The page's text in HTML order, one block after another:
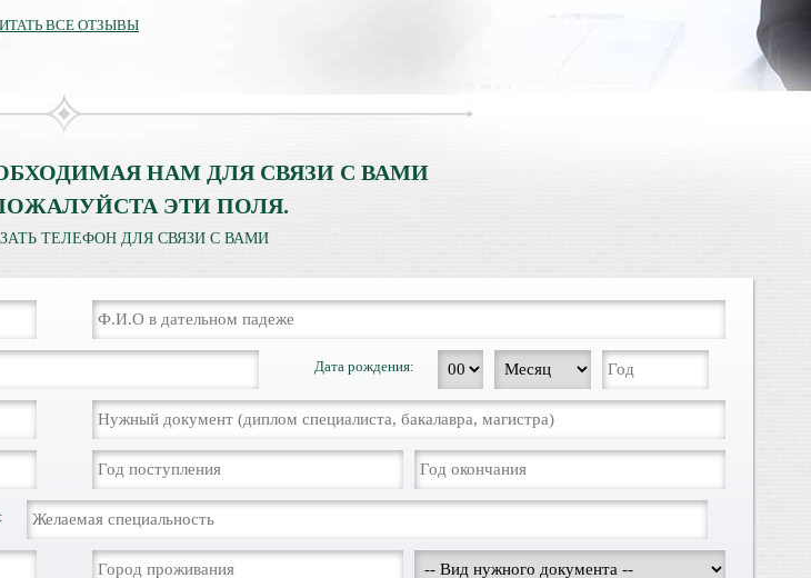
ВСЕ ОТЗЫВЫ
НАМ ДЛЯ СВЯЗИ С ВАМИ
ЭТИ ПОЛЯ.
ТЕЛЕФОН ДЛЯ СВЯЗИ С ВАМИ
Дата рождения: